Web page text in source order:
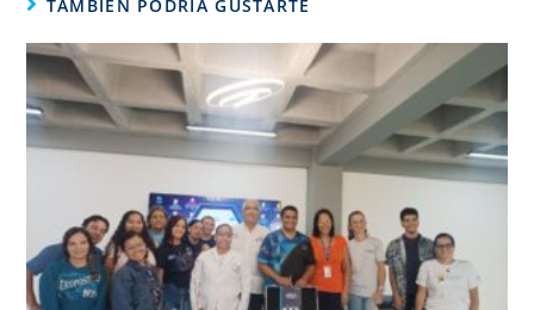
TAMBIÉN PODRÍA GUSTARTE